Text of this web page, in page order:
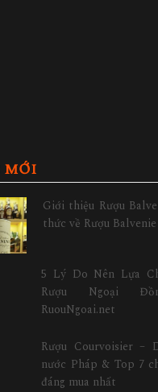
MỚI
Giới thiệu Rượu
thức về Rượu Balvenie
5 Lý Do Nên Lựa
Rượu Ngoại
RuouNgoai.net
Rượu Courvoisier –
nước Pháp & Top 7
đáng mua nhất